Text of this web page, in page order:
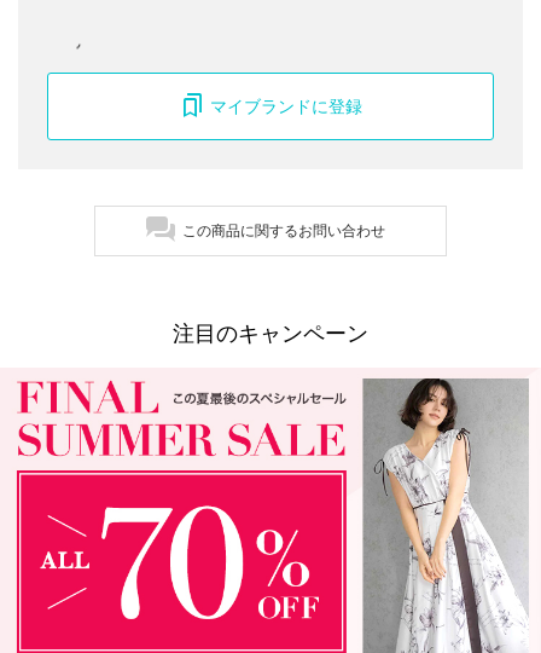
マイブランドに登録
この商品に関するお問い合わせ
注目のキャンペーン